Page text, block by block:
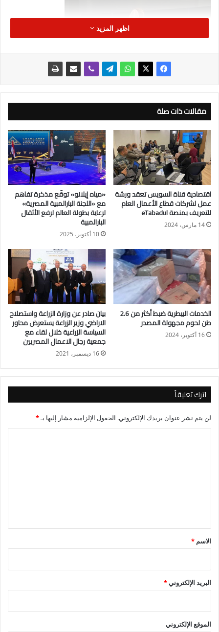
اظهر المزيد
مقالات ذات صلة
اقتصادية قناة السويس تعقد ورشة
عمل لشركات قطاع الأعمال العام
للتعريف بمنصة eTabadul
14 مارس، 2024
«مياه إيلانو» توقّع مذكرة تفاهم
مع «اللجنة البارالمبية المصرية»
لرعاية بطولة العالم لرفع الأثقال
البارالمبية
10 أكتوبر، 2025
الخدمات البيطرية ضبط أكثر من 2.6
طن لحوم مجهولة المصدر
16 أكتوبر، 2024
بيان صادر عن وزارة الزراعة واستصلاح
الاراضي وزير الزراعة يستعرض محاور
السياسة الزراعية خلال لقاء مع
جمعية رجال الاعمال المصريين
16 ديسمبر، 2021
اترك تعليقاً
لن يتم نشر عنوان بريدك الإلكتروني. الحقول الإلزامية مشار إليها بـ*
*
الاسم *
البريد الإلكتروني*
الموقع الإلكتروني